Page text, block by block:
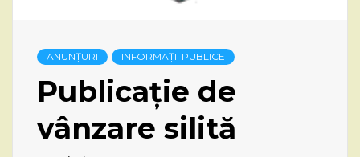
ANUNȚURI INFORMAȚII PUBLICE
Publicație de
vânzare silită